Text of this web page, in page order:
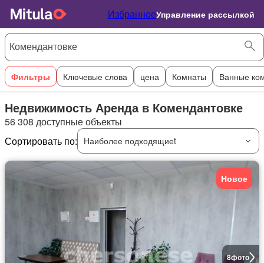
ИзбранноеУправление рассылкой
Фильтры Ключевые слова цена Комнаты Ванные
Недвижимость Аренда в Комендантовке
56 308 доступные объекты
Сортировать по:
Наиболее подходящиеt
8фото
Новое